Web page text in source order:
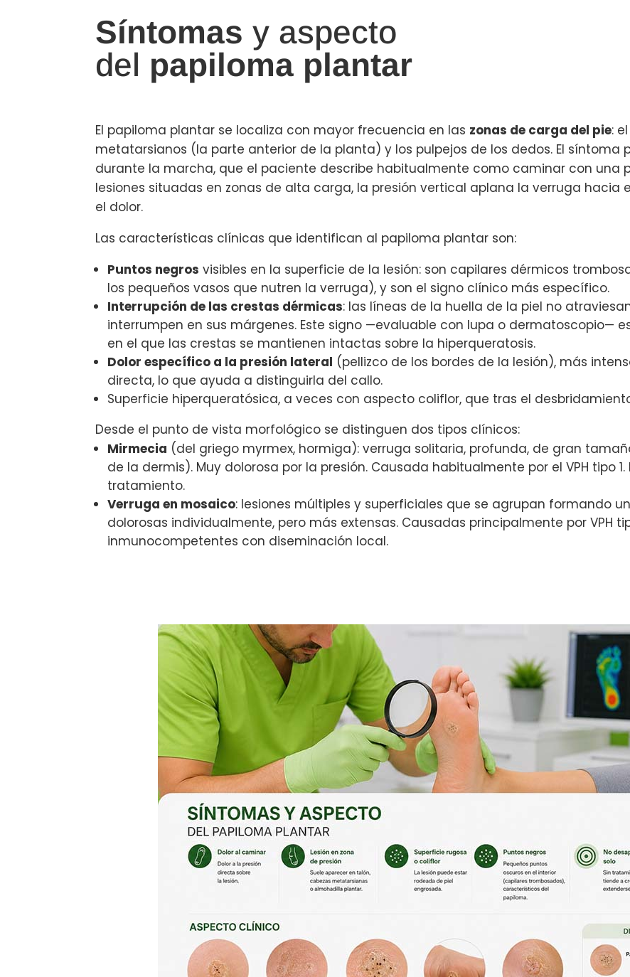
Síntomas y aspecto
del papiloma plantar
El papiloma plantar se localiza con mayor frecuencia en las zonas de carga del pie:
metatarsianos (la parte anterior de la planta) y los pulpejos de los dedos. El síntoma
durante la marcha, que el paciente describe habitualmente como caminar con una
lesiones situadas en zonas de alta carga, la presión vertical aplana la verruga hacia
el dolor.
Las características clínicas que identifican al papiloma plantar son:
Puntos negros visibles en la superficie de la lesión: son capilares dérmicos
los pequeños vasos que nutren la verruga), y son el signo clínico más específico.
Interrupción de las crestas dérmicas: las líneas de la huella de la piel no
interrumpen en sus márgenes. Este signo —evaluable con lupa o dermatoscopio—
en el que las crestas se mantienen intactas sobre la hiperqueratosis.
Dolor específico a la presión lateral (pellizco de los bordes de la lesión), más
directa, lo que ayuda a distinguirla del callo.
Superficie hiperqueratósica, a veces con aspecto coliflor, que tras el
Desde el punto de vista morfológico se distinguen dos tipos clínicos:
Mirmecia (del griego myrmex, hormiga): verruga solitaria, profunda, de gran
de la dermis). Muy dolorosa por la presión. Causada habitualmente por el VPH tipo
tratamiento.
Verruga en mosaico: lesiones múltiples y superficiales que se agrupan formando
dolorosas individualmente, pero más extensas. Causadas principalmente por VPH
inmunocompetentes con diseminación local.